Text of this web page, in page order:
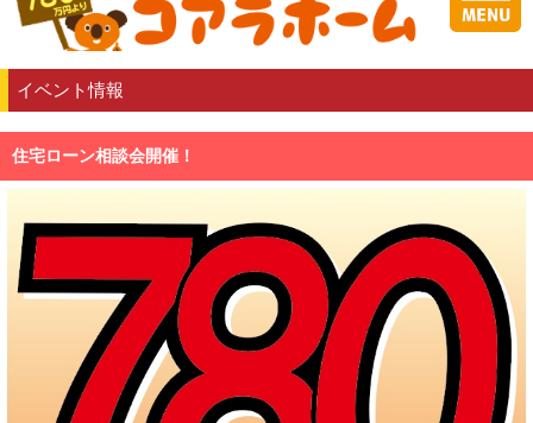
イベント情報
住宅ローン相談会開催！